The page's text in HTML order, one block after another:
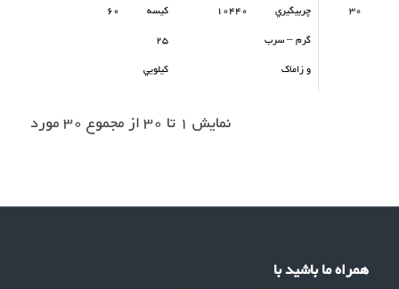
30
چربيگيري
گرم – سرب
و زاماک
10440
كيسه
25
كيلويي
60
نمایش 1 تا 30 از مجموع 30 مورد
همراه ما باشید با